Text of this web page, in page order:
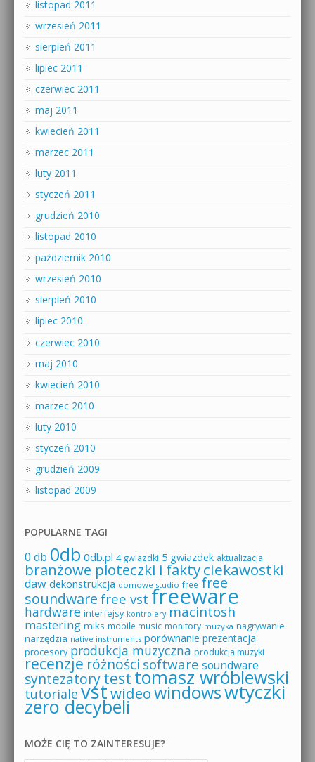
listopad 2011
wrzesień 2011
sierpień 2011
lipiec 2011
czerwiec 2011
maj 2011
kwiecień 2011
marzec 2011
luty 2011
styczeń 2011
grudzień 2010
listopad 2010
październik 2010
wrzesień 2010
sierpień 2010
lipiec 2010
czerwiec 2010
maj 2010
kwiecień 2010
marzec 2010
luty 2010
styczeń 2010
grudzień 2009
listopad 2009
POPULARNE TAGI
0 db 0db 0db.pl 4 gwiazdki 5 gwiazdek aktualizacja
branżowe ploteczki i faktyciekawostki
daw dekonstrukcja domowe studio free free
soundware free vst freeware
hardware interfejsy kontrolery macintosh
mastering miks mobile music monitory muzyka nagrywanie
narzędzia native instruments porównanie prezentacja
procesory produkcja muzyczna produkcja muzyki
recenzje różności software soundware
syntezatorytesttomasz wróblewski
tutoriale vstwideowindowswtyczki
zero decybeli
MOŻE CIĘ TO ZAINTERESUJE?